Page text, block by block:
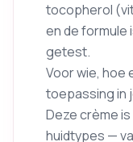
tocopherol
en de formule
getest.
Voor wie, hoe
toepassing in
Deze crème
huidtypes —